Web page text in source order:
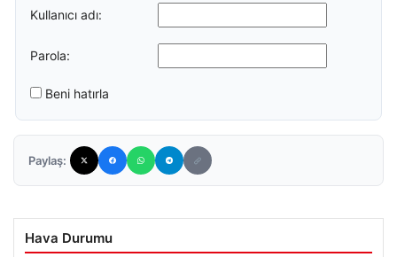
Kullanıcı adı:
Parola:
Beni hatırla
Paylaş:
Hava Durumu